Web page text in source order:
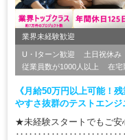
業界未経験歓迎
U・Iターン歓迎 土日祝休み
従業員数が1000人以上
在宅
《月給50万円以上可能！
やすさ抜群のテストエンジ
★未経験スタートでもご安